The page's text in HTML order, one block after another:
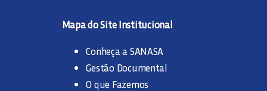
Mapa do Site Institucional
Conheça a SANASA
Gestão Documental
O que Fazemos